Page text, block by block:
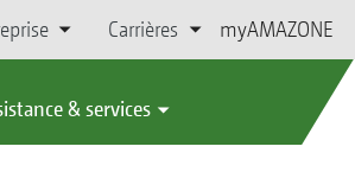
Carrières myAMAZONE
& services